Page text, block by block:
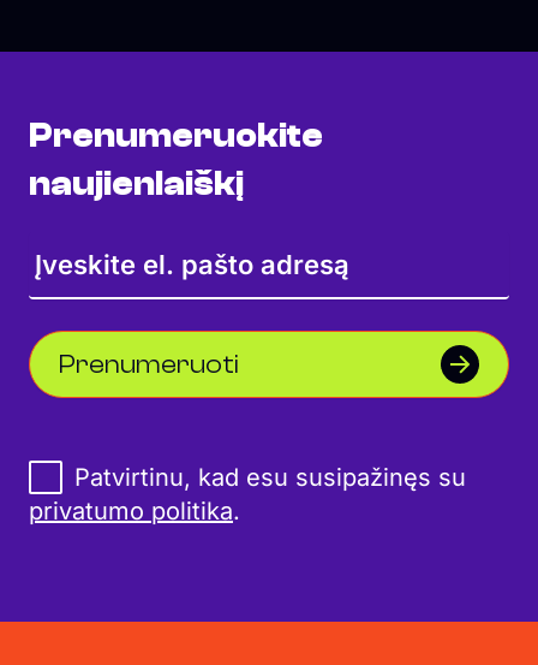
Prenumeruokite
naujienlaiškį
Prenumeruoti
Patvirtinu, kad esu susipažinęs su
privatumo politika.